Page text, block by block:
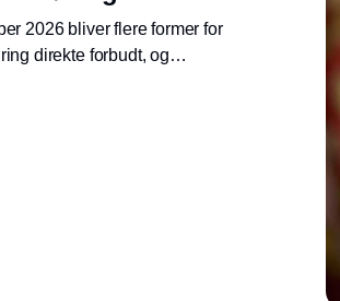
2026 bliver flere former for
direkte forbudt, og